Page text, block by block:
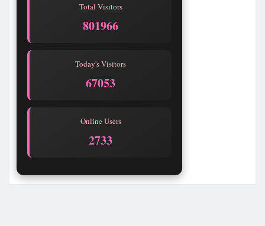
Total Visitors
801970
Today's Visitors
67057
Online Users
2732